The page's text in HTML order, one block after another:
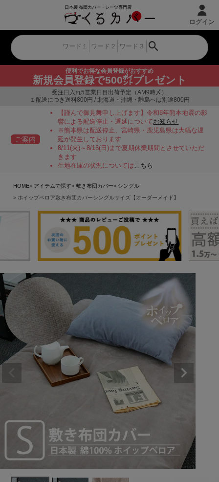
便利でお得な会員登録がおすすめ
新規会員登録で500㌽プレゼント
ログイン
受注日入れ5営業日目出荷予定（AM9時〆）
１配送につき送料800円 / 北海道・沖縄・離島へは別途800円
ご案内
【謹んで御見舞申し上げます】令和8年熊本地震の影
響による配送停止・遅延についてお知らせ
※熊本県は配送停止、宮崎県・鹿児島県は大幅な遅
延が発生しております
8/11(火)～8/16(日)まで夏期休業期間とさせていただ
きます
生地在庫の状況についてはこちら
HOME アイテムで探す 敷き布団カバー
シングル
ホイップベロア敷き布団カバーシングルサイズ【オーダーメイド】